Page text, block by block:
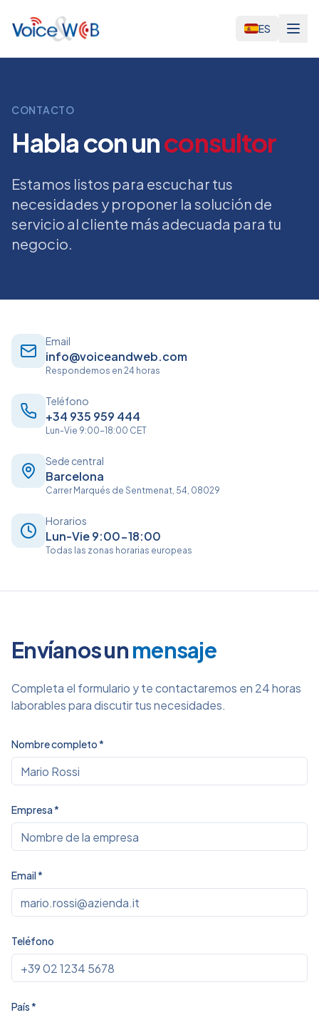
ES
CONTACTO
Habla con unconsultor
Estamos listos para escuchar tus
necesidades y proponer la solución de
servicio al cliente más adecuada para tu
negocio.
Email
info@voiceandweb.com
Respondemos en 24 horas
Teléfono
+34 935 959 444
Lun-Vie 9:00-18:00 CET
Sede central
Barcelona
Carrer Marqués de Sentmenat, 54, 08029
Horarios
Lun-Vie 9:00-18:00
Todas las zonas horarias europeas
Envíanos unmensaje
Completa el formulario y te contactaremos en 24 horas
laborables para discutir tus necesidades.
Nombre completo*
Empresa*
Email*
Teléfono
País*